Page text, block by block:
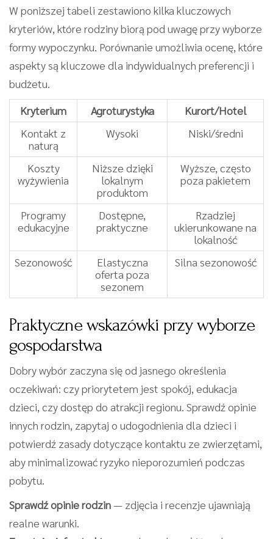
W poniższej tabeli zestawiono kilka kluczowych
kryteriów, które rodziny biorą pod uwagę przy wyborze
formy wypoczynku. Porównanie umożliwia ocenę, które
aspekty są kluczowe dla indywidualnych preferencji i
budżetu.
Kryterium
Agroturystyka
Kurort/Hotel
Kontakt z
naturą
Wysoki Niski/średni
Koszty
wyżywienia
Niższe dzięki
lokalnym
produktom
Wyższe, często
poza pakietem
Programy
edukacyjne
Dostępne,
praktyczne
Rzadziej
ukierunkowane na
lokalność
Sezonowość
Elastyczna
oferta poza
sezonem
Silna sezonowość
Praktyczne wskazówki przy wyborze
gospodarstwa
Dobry wybór zaczyna się od jasnego określenia
oczekiwań: czy priorytetem jest spokój, edukacja
dzieci, czy dostęp do atrakcji regionu. Sprawdź opinie
innych rodzin, zapytaj o udogodnienia dla dzieci i
potwierdź zasady dotyczące kontaktu ze zwierzętami,
aby minimalizować ryzyko nieporozumień podczas
pobytu.
Sprawdź opinie rodzin— zdjęcia i recenzje ujawniają
realne warunki.